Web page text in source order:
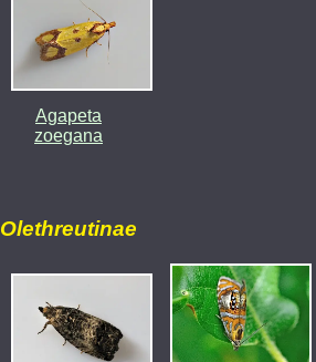
Agapeta
zoegana
Olethreutinae